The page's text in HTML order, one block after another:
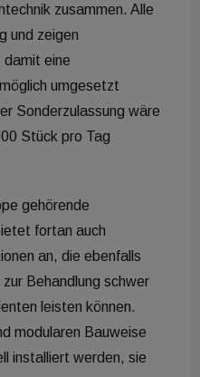
zusammen. Alle
und zeigen
damit eine
umgesetzt
Sonderzulassung wäre
Stück pro Tag
gehörende
fortan auch
an, die ebenfalls
Behandlung schwer
leisten können.
modularen Bauweise
installiert werden, sie